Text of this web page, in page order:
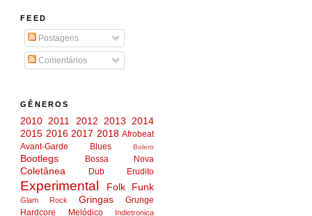
FEED
Postagens
Comentários
GÊNEROS
2010 2011 2012 2013 2014
2015 2016 2017 2018 Afrobeat
Avant-Garde
Blues Bolero
Bootlegs Bossa Nova
Coletânea Dub Erudito
Experimental Folk Funk
Glam Rock Gringas
Grunge
Hardcore Melódico
Indietronica